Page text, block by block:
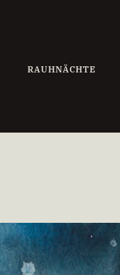
RAUHNÄCHTE